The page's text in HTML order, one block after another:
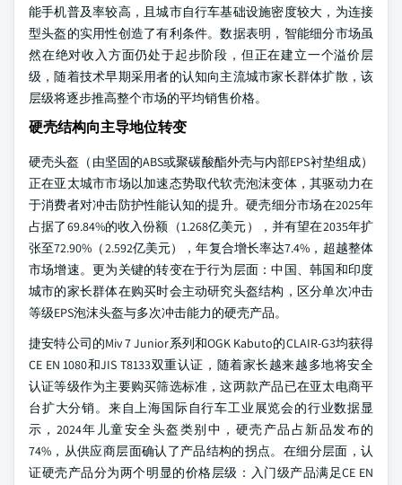
能手机普及率较高，且城市自行车基础设施密度较大，为连接
型头盔的实用性创造了有利条件。数据表明，智能细分市场虽
然在绝对收入方面仍处于起步阶段，但正在建立一个溢价层
级，随着技术早期采用者的认知向主流城市家长群体扩散，该
层级将逐步推高整个市场的平均销售价格。
硬壳结构向主导地位转变
硬壳头盔（由坚固的ABS或聚碳酸酯外壳与内部EPS衬垫组成）
正在亚太城市市场以加速态势取代软壳泡沫变体，其驱动力在
于消费者对冲击防护性能认知的提升。硬壳细分市场在2025年
占据了69.84%的收入份额（1.268亿美元），并有望在2035年扩
张至72.90%（2.592亿美元），年复合增长率达7.4%，超越整体
市场增速。更为关键的转变在于行为层面：中国、韩国和印度
城市的家长群体在购买时会主动研究头盔结构，区分单次冲击
等级EPS泡沫头盔与多次冲击能力的硬壳产品。
捷安特公司的Miv 7 Junior系列和OGK Kabuto的CLAIR-G3均获得
CE EN 1080和JIS T8133双重认证，随着家长越来越多地将安全
认证等级作为主要购买筛选标准，这两款产品已在亚太电商平
台扩大分销。来自上海国际自行车工业展览会的行业数据显
示，2024年儿童安全头盔类别中，硬壳产品占新品发布的
74%，从供应商层面确认了产品结构的拐点。在细分层面，认
证硬壳产品分为两个明显的价格层级：入门级产品满足CE EN